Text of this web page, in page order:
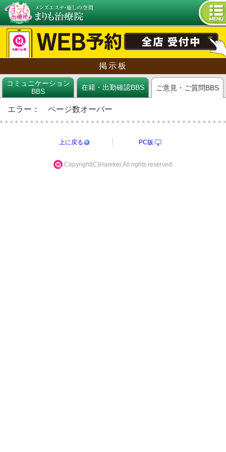
掲示板
コミュニケーション
BBS
在籍・出勤確認BBS ご意見・ご質問BBS
エラー： ページ数オーバー
上に戻る PC版
Copyright(C)Harekei,All rights reserved.